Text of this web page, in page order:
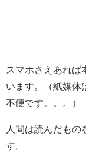
スマホさえあれば
います。（紙媒体
不便です。。。）
人間は読んだもの
す。